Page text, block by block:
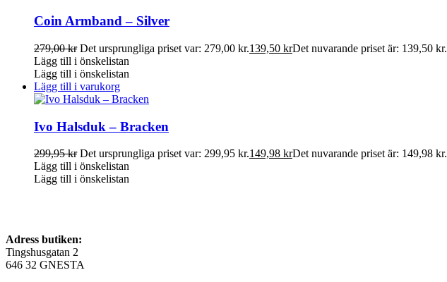
Coin Armband – Silver
279,00kr Det ursprungliga priset var: 279,00 kr.139,50 krDet nuvarande priset är: 139,50 kr.
Lägg till i önskelistan
Lägg till i önskelistan
Lägg till i varukorg
Ivo Halsduk – Bracken
299,95kr Det ursprungliga priset var: 299,95 kr.149,98 krDet nuvarande priset är: 149,98 kr.
Lägg till i önskelistan
Lägg till i önskelistan
Adress butiken:
Tingshusgatan 2
646 32 GNESTA